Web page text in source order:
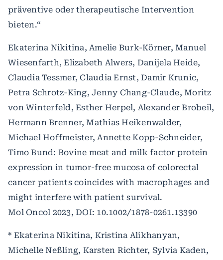
präventive oder therapeutische Intervention
bieten.“
Ekaterina Nikitina, Amelie Burk-Körner, Manuel
Wiesenfarth, Elizabeth Alwers, Danijela Heide,
Claudia Tessmer, Claudia Ernst, Damir Krunic,
Petra Schrotz-King, Jenny Chang-Claude, Moritz
von Winterfeld, Esther Herpel, Alexander Brobeil,
Hermann Brenner, Mathias Heikenwalder,
Michael Hoffmeister, Annette Kopp-Schneider,
Timo Bund: Bovine meat and milk factor protein
expression in tumor-free mucosa of colorectal
cancer patients coincides with macrophages and
might interfere with patient survival.
Mol Oncol 2023, DOI: 10.1002/1878-0261.13390
* Ekaterina Nikitina, Kristina Alikhanyan,
Michelle Neßling, Karsten Richter, Sylvia Kaden,